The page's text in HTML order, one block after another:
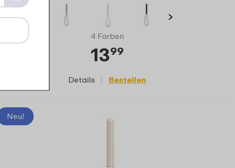
4 Farben
1399
Details Bestellen
Neu!